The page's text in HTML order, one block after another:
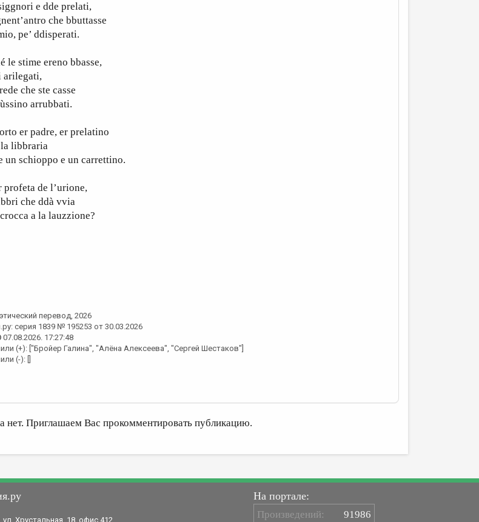
e dde prelati,
che bbuttasse
pe’ ddisperati.
stime ereno bbasse,
arilegati,
che ste casse
arrubbati.
er padre, er prelatino
libbraria
un schioppo e un carrettino.
de l’urione,
che ddà vvia
a la lauzzione?
перевод, 2026
серия 1839 № 195253 от 30.03.2026
07.08.2026. 17:27:48
(+): ["Бройер Галина", "Алёна Алексеева", "Сергей Шестаков"]
(-): []
нет. Приглашаем Вас прокомментировать публикацию.
ул. Хрустальная, 18, офис 412
На портале:
Произведений: 91986